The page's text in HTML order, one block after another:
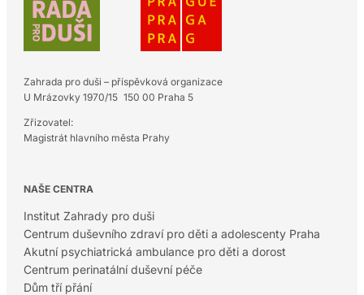
Zahrada pro duši – příspěvková organizace
U Mrázovky 1970/15 150 00 Praha 5
Zřizovatel:
Magistrát hlavního města Prahy
NAŠE CENTRA
Institut Zahrady pro duši
Centrum duševního zdraví pro děti a adolescenty Praha
Akutní psychiatrická ambulance pro děti a dorost
Centrum perinatální duševní péče
Dům tří přání